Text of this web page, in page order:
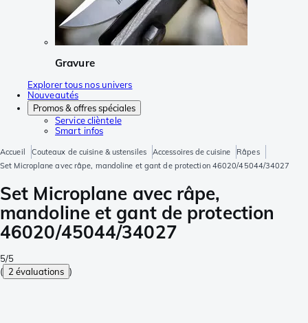
Gravure
Explorer tous nos univers
Nouveautés
Promos & offres spéciales
Service clièntele
Smart infos
Accueil Couteaux de cuisine & ustensiles Accessoires de cuisine
Râpes
Set Microplane avec râpe, mandoline et gant de protection 46020/45044/34027
Set Microplane avec râpe,
mandoline et gant de protection
46020/45044/34027
5/5
( 2 évaluations )